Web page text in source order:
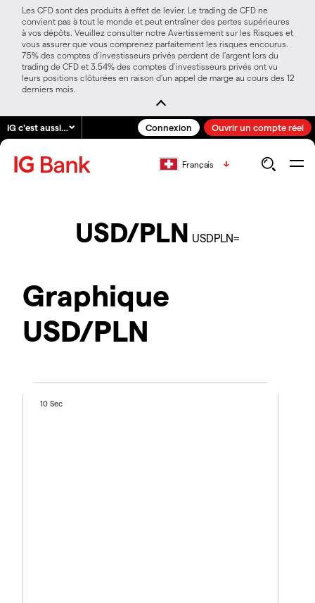
Les CFD sont des produits à effet de levier. Le trading de CFD ne
convient pas à tout le monde et peut entraîner des pertes supérieures
à vos dépôts. Veuillez consulter notre Avertissement sur les Risques et
vous assurer que vous comprenez parfaitement les risques encourus.
75% des comptes d’investisseurs privés perdent de l’argent lors du
trading de CFD et 3.54% des comptes d’investisseurs privés ont vu
leurs positions clôturées en raison d’un appel de marge au cours des 12
derniers mois.
IG c'est aussi… Connexion Ouvrir un compte réel
Français
USD/PLN USDPLN=
Graphique
USD/PLN
10 Sec